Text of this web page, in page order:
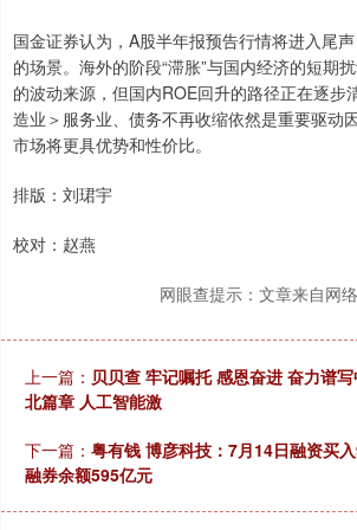
国金证券认为，A股半年报预告行情将进入尾
的场景。海外的阶段“滞胀”与国内经济的短期
的波动来源，但国内ROE回升的路径正在逐步
造业＞服务业、债务不再收缩依然是重要驱动
市场将更具优势和性价比。
排版：刘珺宇
校对：赵燕
网眼查提示：文章来自网
上一篇： 贝贝查 牢记嘱托 感恩奋进 奋力谱
北篇章 人工智能激
下一篇： 粤有钱 博彦科技：7月14日融资买
融券余额595亿元